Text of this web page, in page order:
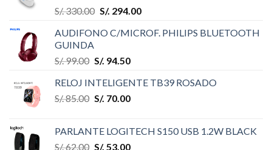
S/.330.00 S/. 294.00
AUDIFONO C/MICROF. PHILIPS BLUETOOTH
GUINDA
S/.99.00 S/. 94.50
RELOJ INTELIGENTE TB39 ROSADO
S/.85.00 S/. 70.00
PARLANTE LOGITECH S150 USB 1.2W BLACK
S/.62.00 S/. 53.00